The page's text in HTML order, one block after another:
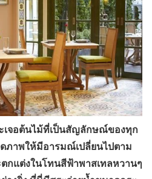
เจอต้นไม้ที่เป็นสัญลักษณ์ของทุก
ภาพให้มีอารมณ์เปลี่ยนไปตาม
กแต่งในโทนสีฟ้าพาสเทลหวานๆ